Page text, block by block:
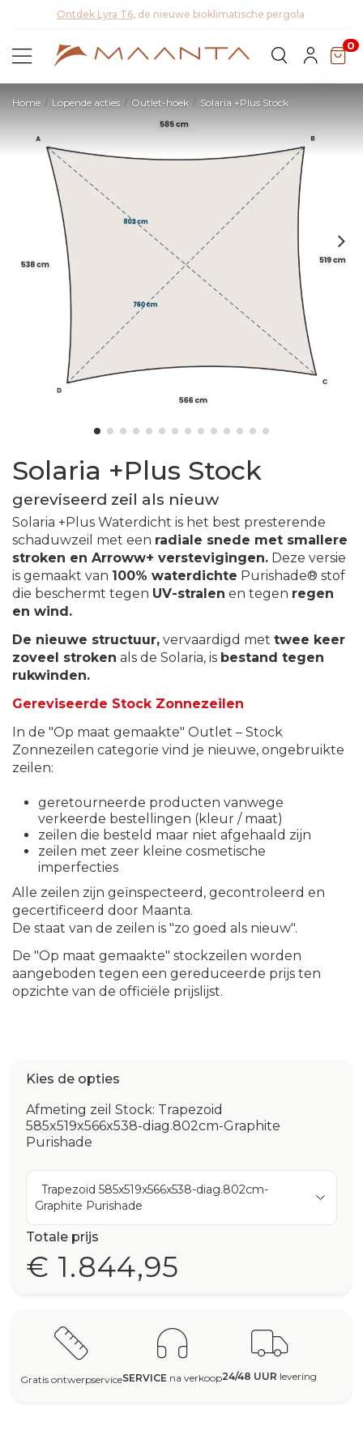
Ontdek Lyra T6,de nieuwe bioklimatische pergola
0
Home Lopende acties Outlet-hoek Solaria +Plus Stock
Solaria +Plus Stock
gereviseerd zeil als nieuw
Solaria +Plus Waterdicht is het best presterende
schaduwzeil met een radiale snede met smallere
stroken en Arroww+ verstevigingen. Deze versie
is gemaakt van 100% waterdichte Purishade® stof
die beschermt tegen UV-stralen en tegen regen
en wind.
De nieuwe structuur, vervaardigd met twee keer
zoveel stroken als de Solaria, is bestand tegen
rukwinden.
Gereviseerde Stock Zonnezeilen
In de "Op maat gemaakte" Outlet – Stock
Zonnezeilen categorie vind je nieuwe, ongebruikte
zeilen:
geretourneerde producten vanwege
verkeerde bestellingen (kleur / maat)
zeilen die besteld maar niet afgehaald zijn
zeilen met zeer kleine cosmetische
imperfecties
Alle zeilen zijn geïnspecteerd, gecontroleerd en
gecertificeerd door Maanta.
De staat van de zeilen is "zo goed als nieuw".
De "Op maat gemaakte" stockzeilen worden
aangeboden tegen een gereduceerde prijs ten
opzichte van de officiële prijslijst.
Kies de opties
Afmeting zeil Stock: Trapezoid
585x519x566x538-diag.802cm-Graphite
Purishade
Trapezoid 585x519x566x538-diag.802cm-
Graphite Purishade
Totale prijs
€ 1.844,95
Gratis ontwerpserviceSERVICE na verkoop24/48 UUR levering